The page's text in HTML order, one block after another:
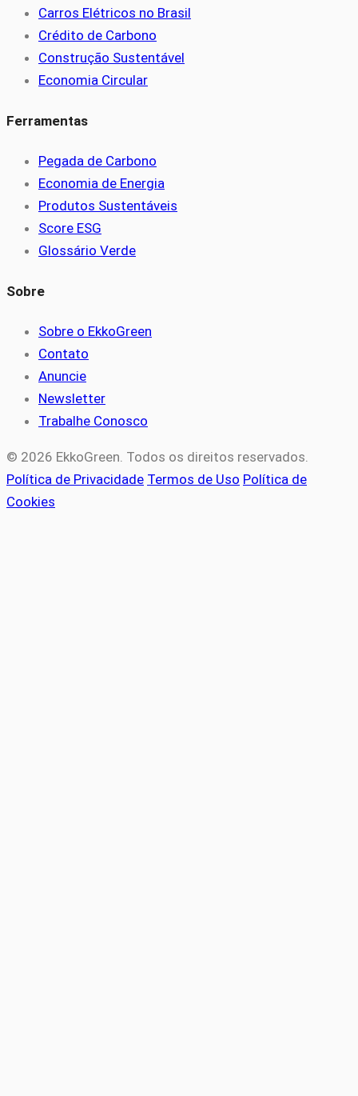
Carros Elétricos no Brasil
Crédito de Carbono
Construção Sustentável
Economia Circular
Ferramentas
Pegada de Carbono
Economia de Energia
Produtos Sustentáveis
Score ESG
Glossário Verde
Sobre
Sobre o EkkoGreen
Contato
Anuncie
Newsletter
Trabalhe Conosco
© 2026 EkkoGreen. Todos os direitos reservados.
Política de Privacidade Termos de Uso Política de
Cookies